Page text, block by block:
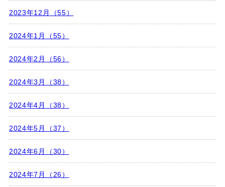
2023年12月（55）
2024年1月（55）
2024年2月（56）
2024年3月（38）
2024年4月（38）
2024年5月（37）
2024年6月（30）
2024年7月（26）